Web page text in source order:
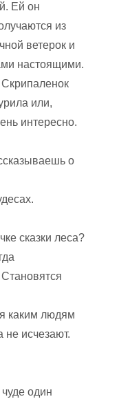
Ей он
из
ветерок и
настоящими.
или,
интересно.
о
сказки леса?
каким людям
не исчезают.
один